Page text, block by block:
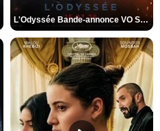
L'Odyssée Bande-annonce VO STFR